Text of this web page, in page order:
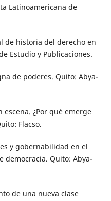
Latinoamericana de
de historia del derecho en
Estudio y Publicaciones.
de poderes. Quito: Abya-
escena. ¿Por qué emerge
Flacso.
y gobernabilidad en el
democracia. Quito: Abya-
de una nueva clase